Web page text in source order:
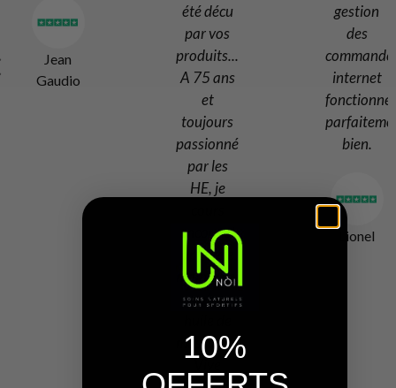
Jean
Gaudio
été décu
par vos
produits...
A 75 ans
et
toujours
passionné
par les
HE, je
encore et
apprécie
maintenant
votre
massage...
Vive
gestion
des
internet
fonctionne
bien.
Lionel
10%